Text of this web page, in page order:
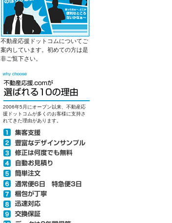
不動産応援ドットコムについてご
案内しています。初めての方は是
非ご覧下さい。
2006年5月にオープン以来、不動産応
援ドットコムが多くのお客様に支持さ
れてきた理由があります。